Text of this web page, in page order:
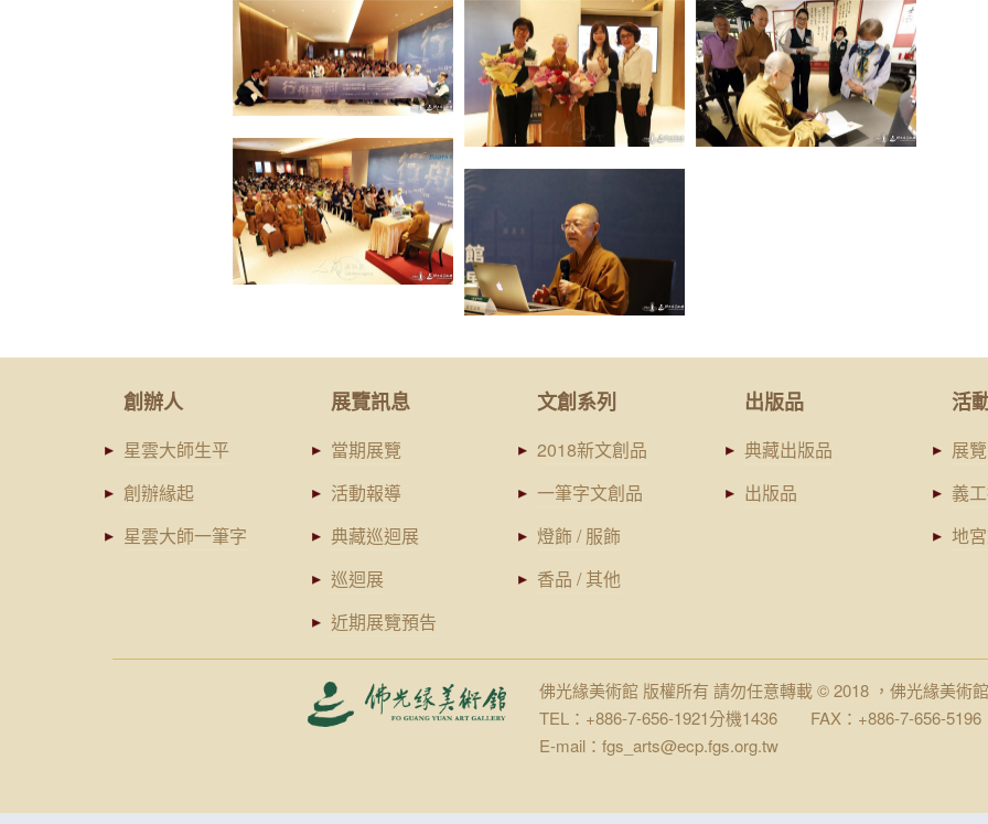
創辦人
星雲大師生平
創辦緣起
星雲大師一筆字
展覽訊息
當期展覽
活動報導
典藏巡迴展
巡迴展
近期展覽預告
文創系列
2018新文創品
一筆字文創品
燈飾 / 服飾
香品 / 其他
出版品
典藏出版品
出版品
活
展
義
地
佛光緣美術館 版權所有 請勿任意轉載 © 2018 ，佛光緣美術
TEL：+886-7-656-1921分機1436 FAX：+886-7-656-5196
E-mail：fgs_arts@ecp.fgs.org.tw